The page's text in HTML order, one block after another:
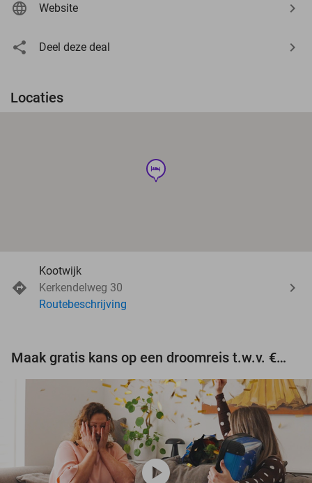
Website
Deel deze deal
Locaties
hotel
Kootwijk
Kerkendelweg 30
Routebeschrijving
Maak gratis kans op een droomreis t.w.v. €3.000!
play_circle